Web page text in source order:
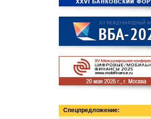
Спецпредложение: